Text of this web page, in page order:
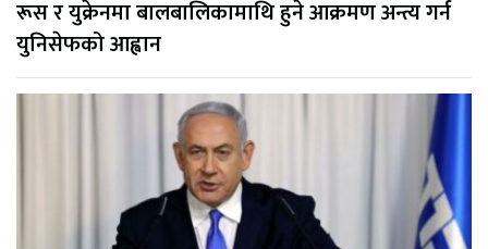
रूस र युक्रेनमा बालबालिकामाथि हुने आक्रमण अन्त्य गर्न
युनिसेफको आह्वान